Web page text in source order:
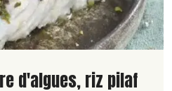
d'algues, riz pilaf